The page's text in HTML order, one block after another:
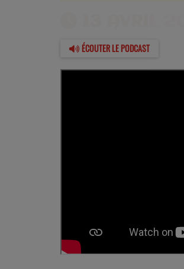
13 AVRIL
ÉCOUTER LE PODCAST